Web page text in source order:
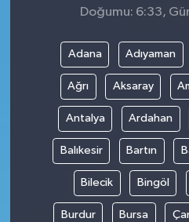
Doğumu: 6:33,
Adana Adıyaman
Ağrı Aksaray
Antalya Ardahan
Balıkesir Bartın
Bilecik Bingöl
Burdur Bursa